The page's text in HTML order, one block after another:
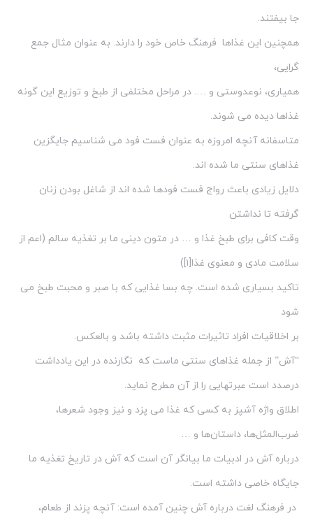
جا بیفتند.
همچنین این غذاها فرهنگ خاص خود را دارند. به عنوان مثال جمع
گرایی،
همیاری، نوعدوستی و …. در مراحل مختلفی از طبخ و توزیع این گونه
غذاها دیده می شوند.
متاسفانه آنچه امروزه به عنوان فست فود می شناسیم جایگزین
غذاهای سنتی ما شده اند.
دلایل زیادی باعث رواج فست فودها شده اند از شاغل بودن زنان
گرفته تا نداشتن
وقت کافی برای طبخ غذا و … در متون دینی ما بر تغذیه سالم (اعم از
سلامت مادی و معنوی غذا[۱])
تاکید بسیاری شده است. چه بسا غذایی که با صبر و محبت طبخ می
شود
بر اخلاقیات افراد تاثیرات مثبت داشته باشد و بالعکس.
“آش” از جمله غذاهای سنتی ماست که نگارنده در این یادداشت
درصدد است عبرتهایی را از آن مطرح نماید.
اطلاق واژه آشپز به کسی که غذا می پزد و نیز وجود شعرها،
ضرب‌المثل‌ها، داستان‌ها و …
درباره آش در ادبیات ما بیانگر آن است که آش در تاریخ تغذیه ما
جایگاه خاصی داشته است.
در فرهنگ لغت درباره آش چنین آمده است: آنچه پزند از طعام،